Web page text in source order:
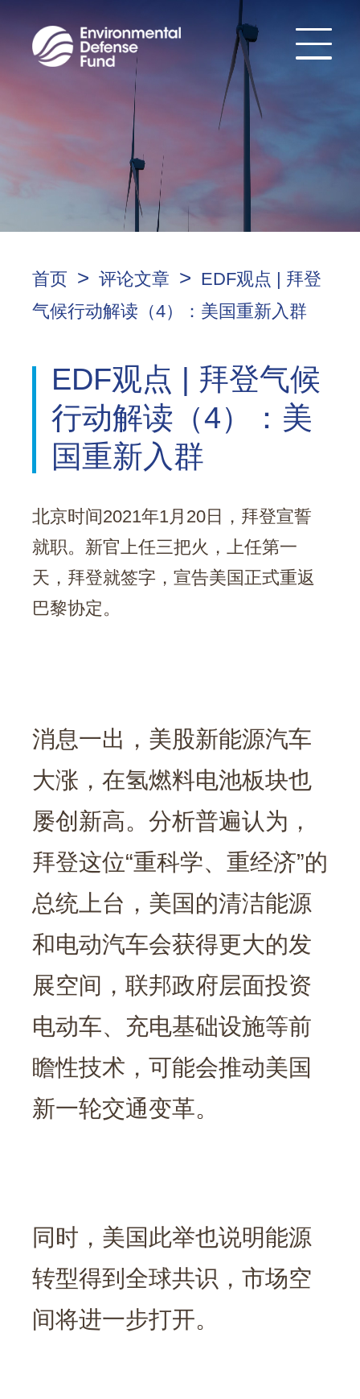
首页 > 评论文章 > EDF观点 | 拜登
气候行动解读（4）：美国重新入群
EDF观点 | 拜登气候
行动解读（4）：美
国重新入群
北京时间2021年1月20日，拜登宣誓
就职。新官上任三把火，上任第一
天，拜登就签字，宣告美国正式重返
巴黎协定。
消息一出，美股新能源汽车
大涨，在氢燃料电池板块也
屡创新高。分析普遍认为，
拜登这位“重科学、重经济”的
总统上台，美国的清洁能源
和电动汽车会获得更大的发
展空间，联邦政府层面投资
电动车、充电基础设施等前
瞻性技术，可能会推动美国
新一轮交通变革。
同时，美国此举也说明能源
转型得到全球共识，市场空
间将进一步打开。